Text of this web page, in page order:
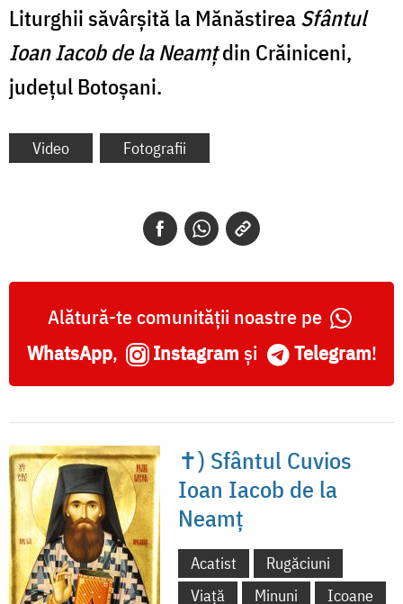
Liturghii săvârșită laMănăstireaSfântul
Ioan Iacob de la Neamțdin Crăiniceni,
județul Botoșani.
Video Fotografii
Alătură-te comunității noastre pe
WhatsApp, Instagram și Telegram!
✝) Sfântul Cuvios
Ioan Iacob de la
Neamț
Acatist
Rugăciuni
Viață
Minuni
Icoane